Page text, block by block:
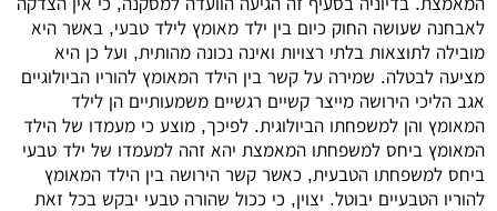
לאבחנה שעושה החוק כיום בין ילד מאומץ לילד טבעי, באשר היא
מובילה לתוצאות בלתי רצויות ואינה נכונה מהותית, ועל כן היא
מציעה לבטלה. שמירה על קשר בין הילד המאומץ להוריו הביולוגיים
אגב הליכי הירושה מייצר קשיים רגשיים משמעותיים הן לילד
המאומץ והן למשפחתו הביולוגית. לפיכך, מוצע כי מעמדו של הילד
המאומץ ביחס למשפחתו המאמצת יהא זהה למעמדו של ילד טבעי
ביחס למשפחתו הטבעית, כאשר קשר הירושה בין הילד המאומץ
להוריו הטבעיים יבוטל. יצוין, כי ככול שהורה טבעי יבקש בכל זאת